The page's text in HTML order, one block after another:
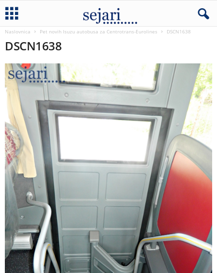
Naslovnica Pet novih Isuzu autobusa za Centrotrans-Eurolines DSCN1638
DSCN1638